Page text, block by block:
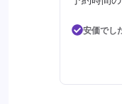
安価でし